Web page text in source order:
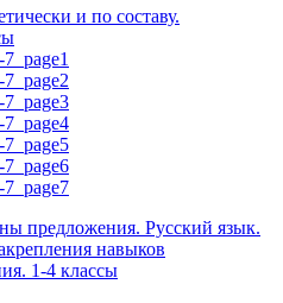
предложения. Русский язык.
навыков
1-4 классы